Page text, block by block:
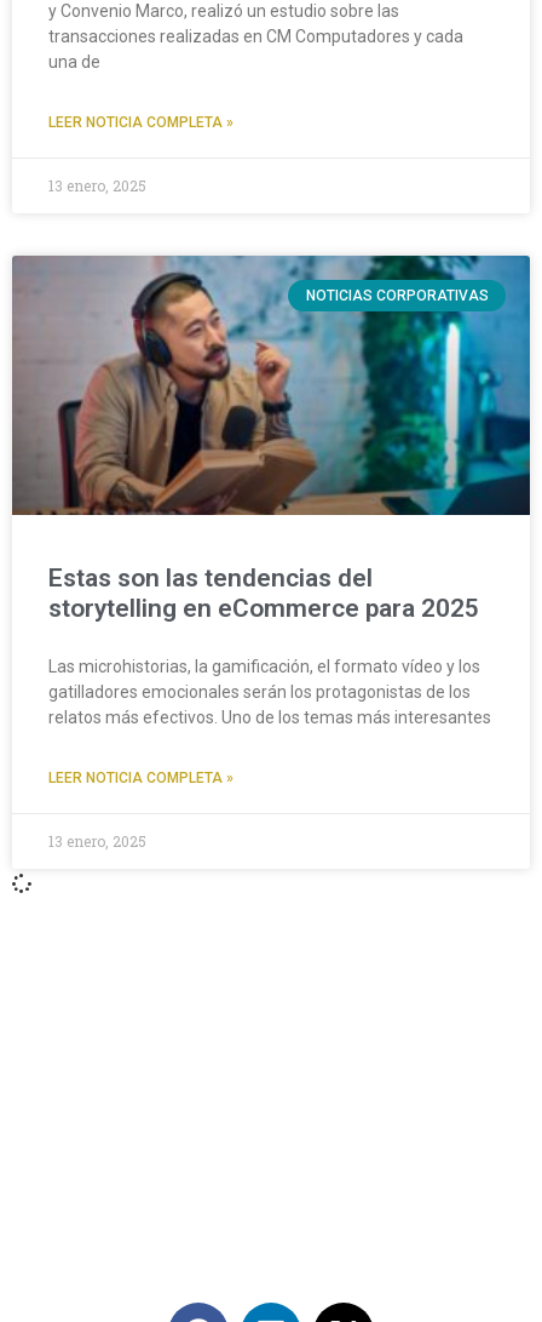
y Convenio Marco, realizó un estudio sobre las
transacciones realizadas en CM Computadores y cada
una de
LEER NOTICIA COMPLETA »
13 enero, 2025
NOTICIAS CORPORATIVAS
Estas son las tendencias del
storytelling en eCommerce para 2025
Las microhistorias, la gamificación, el formato vídeo y los
gatilladores emocionales serán los protagonistas de los
relatos más efectivos. Uno de los temas más interesantes
LEER NOTICIA COMPLETA »
13 enero, 2025